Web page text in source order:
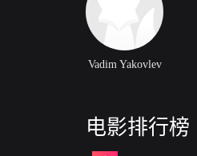
Vadim Yakovlev
电影排行榜